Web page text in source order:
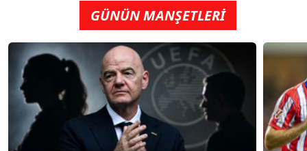
GÜNÜN MANŞETLERİ